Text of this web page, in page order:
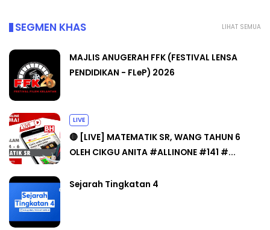
LIHAT SEMUA
SEGMEN KHAS
MAJLIS ANUGERAH FFK (FESTIVAL LENSA
PENDIDIKAN - FLeP) 2026
LIVE
🔴 [LIVE] MATEMATIK SR, WANG TAHUN 6
OLEH CIKGU ANITA #ALLINONE #141 #...
Sejarah Tingkatan 4